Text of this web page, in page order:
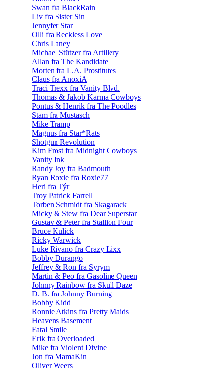
Swan fra BlackRain
Liv fra Sister Sin
Jennyfer Star
Olli fra Reckless Love
Chris Laney
Michael Stützer fra Artillery
Allan fra The Kandidate
Morten fra L.A. Prostitutes
Claus fra AnoxiA
Traci Trexx fra Vanity Blvd.
Thomas & Jakob Karma Cowboys
Pontus & Henrik fra The Poodles
Stam fra Mustasch
Mike Tramp
Magnus fra Star*Rats
Shotgun Revolution
Kim Frost fra Midnight Cowboys
Vanity Ink
Randy Joy fra Badmouth
Ryan Roxie fra Roxie77
Heri fra Týr
Troy Patrick Farrell
Torben Schmidt fra Skagarack
Micky & Stew fra Dear Superstar
Gustav & Peter fra Stallion Four
Bruce Kulick
Ricky Warwick
Luke Rivano fra Crazy Lixx
Bobby Durango
Jeffrey & Ron fra Syrym
Martin & Peo fra Gasoline Queen
Johnny Rainbow fra Skull Daze
D. B. fra Johnny Burning
Bobby Kidd
Ronnie Atkins fra Pretty Maids
Heavens Basement
Fatal Smile
Erik fra Overloaded
Mike fra Violent Divine
Jon fra MamaKin
Oliver Weers